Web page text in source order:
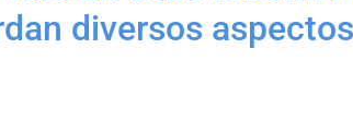
diversos